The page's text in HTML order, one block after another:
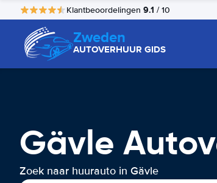
Klantbeoordelingen 9.1 / 10
Zweden
AUTOVERHUUR GIDS
Gävle
Zoek naar huurauto in Gävle